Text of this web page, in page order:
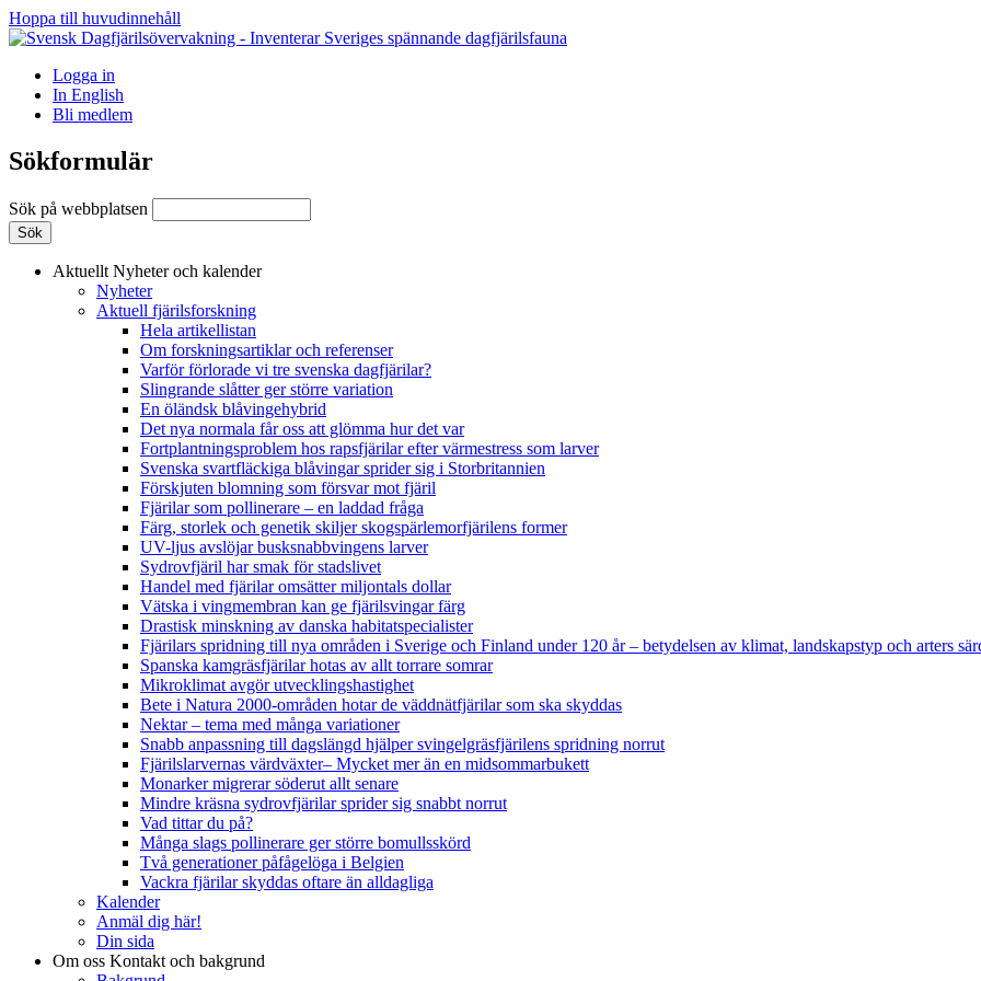
Hoppa till huvudinnehåll
Logga in
In English
Bli medlem
Sökformulär
Sök på webbplatsen
Aktuellt Nyheter och kalender
Nyheter
Aktuell fjärilsforskning
Hela artikellistan
Om forskningsartiklar och referenser
Varför förlorade vi tre svenska dagfjärilar?
Slingrande slåtter ger större variation
En öländsk blåvingehybrid
Det nya normala får oss att glömma hur det var
Fortplantningsproblem hos rapsfjärilar efter värmestress som larver
Svenska svartfläckiga blåvingar sprider sig i Storbritannien
Förskjuten blomning som försvar mot fjäril
Fjärilar som pollinerare – en laddad fråga
Färg, storlek och genetik skiljer skogspärlemorfjärilens former
UV-ljus avslöjar busksnabbvingens larver
Sydrovfjäril har smak för stadslivet
Handel med fjärilar omsätter miljontals dollar
Vätska i vingmembran kan ge fjärilsvingar färg
Drastisk minskning av danska habitatspecialister
Fjärilars spridning till nya områden i Sverige och Finland under 120 år– betydelsen av klimat, landskapstyp och arters
Spanska kamgräsfjärilar hotas av allt torrare somrar
Mikroklimat avgör utvecklingshastighet
Bete i Natura 2000-områden hotar de väddnätfjärilar som ska skyddas
Nektar – tema med många variationer
Snabb anpassning till dagslängd hjälper svingelgräsfjärilens spridning norrut
Fjärilslarvernas värdväxter– Mycket mer än en midsommarbukett
Monarker migrerar söderut allt senare
Mindre kräsna sydrovfjärilar sprider sig snabbt norrut
Vad tittar du på?
Många slags pollinerare ger större bomullsskörd
Två generationer påfågelöga i Belgien
Vackra fjärilar skyddas oftare än alldagliga
Kalender
Anmäl dig här!
Din sida
Om oss Kontakt och bakgrund